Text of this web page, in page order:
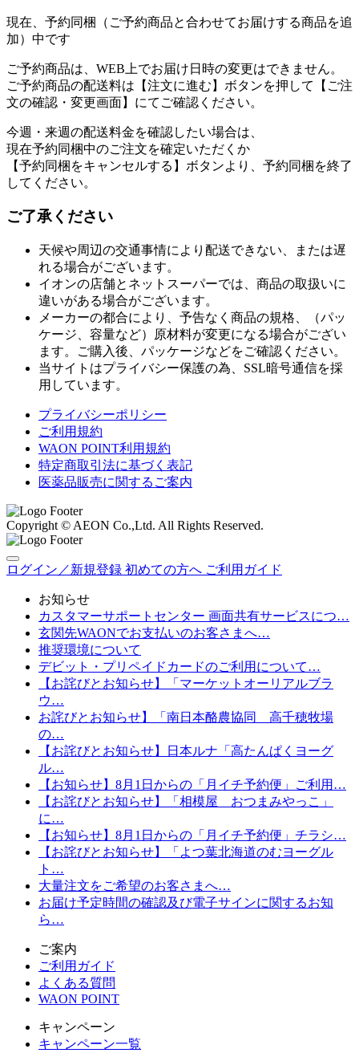
現在、予約同梱（ご予約商品と合わせてお届けする商品を追
加）中です
ご予約商品は、WEB上でお届け日時の変更はできません。
ご予約商品の配送料は【注文に進む】ボタンを押して【ご注
文の確認・変更画面】にてご確認ください。
今週・来週の配送料金を確認したい場合は、
現在予約同梱中のご注文を確定いただくか
【予約同梱をキャンセルする】ボタンより、予約同梱を終了
してください。
ご了承ください
天候や周辺の交通事情により配送できない、または遅
れる場合がございます。
イオンの店舗とネットスーパーでは、商品の取扱いに
違いがある場合がございます。
メーカーの都合により、予告なく商品の規格、（パッ
ケージ、容量など）原材料が変更になる場合がござい
ます。ご購入後、パッケージなどをご確認ください。
当サイトはプライバシー保護の為、SSL暗号通信を採
用しています。
プライバシーポリシー
ご利用規約
WAON POINT利用規約
特定商取引法に基づく表記
医薬品販売に関するご案内
Copyright © AEON Co.,Ltd. All Rights Reserved.
ログイン／新規登録 初めての方へ ご利用ガイド
お知らせ
カスタマーサポートセンター 画面共有サービスにつ…
玄関先WAONでお支払いのお客さまへ…
推奨環境について
デビット・プリペイドカードのご利用について…
【お詫びとお知らせ】「マーケットオーリアルブラ
ウ…
お詫びとお知らせ】「南日本酪農協同 高千穂牧場
の…
【お詫びとお知らせ】日本ルナ「高たんぱくヨーグ
ル…
【お知らせ】8月1日からの「月イチ予約便」ご利用…
【お詫びとお知らせ】「相模屋 おつまみやっこ」
に…
【お知らせ】8月1日からの「月イチ予約便」チラシ…
【お詫びとお知らせ】「よつ葉北海道のむヨーグル
ト…
大量注文をご希望のお客さまへ…
お届け予定時間の確認及び電子サインに関するお知
ら…
ご案内
ご利用ガイド
よくある質問
WAON POINT
キャンペーン
キャンペーン一覧